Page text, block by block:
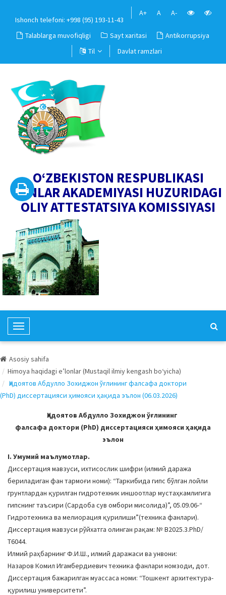
Ishonch telefoni: +998 (95) 193-11-43
A+ A A-
Talablarga muvofiqligi Sayt xaritasi
Antikorrupsiya
Til
Davlat ramzlari
O‘ZBEKISTON RESPUBLIKASI
FANLAR AKADEMIYASI HUZURIDAGI
OLIY ATTESTATSIYA KOMISSIYASI
T
o
g
e
N
v
a
t
i
o
n
Asosiy sahifa
Himoya haqidagi e’lonlar (Mustaqil ilmiy kengash bo‘yicha)
Ҳидоятов Абдулло Зохиджон ўғлининг фалсафа доктори
(PhD) диссертацияси ҳимояси ҳақида эълон (06.03.2026)
Ҳидоятов Абдулло Зохиджон ўғлининг
фалсафа доктори (PhD) диссертацияси ҳимояси ҳақида
эълон
I. Умумий маълумотлар.
Диссертация мавзуси, ихтисослик шифри (илмий даража
бериладиган фан тармоғи номи): “Таркибида гипс бўлган лойли
грунтлардан қурилган гидротехник иншоотлар мустаҳкамлигига
гипснинг таъсири (Сардоба сув омбори мисолида)”, 05.09.06-“
Гидротехника ва мелиорация қурилиши”(техника фанлари).
Диссертация мавзуси рўйхатга олинган рақам: № В2025.3.PhD/
Т6044.
Илмий раҳбарнинг Ф.И.Ш., илмий даражаси ва унвони:
Назаров Комил Игамбердиевич техника фанлари номзоди, дот.
Диссертация бажарилган муассаса номи: “Тошкент архитектура-
қурилиш университети”.